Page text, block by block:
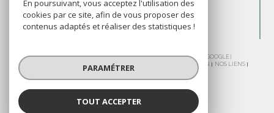
© 2026 | TOUS DROITS RÉSERVÉS | TRADUCTION POWERED BY GOOGLE |
PLAN DU SITE ADMIN
NOS LIENS
POLITIQUE RGPD
En poursuivant, vous acceptez l'utilisation des
cookies par ce site, afin de vous proposer des
contenus adaptés et réaliser des statistiques !
PARAMÉTRER
TOUT ACCEPTER